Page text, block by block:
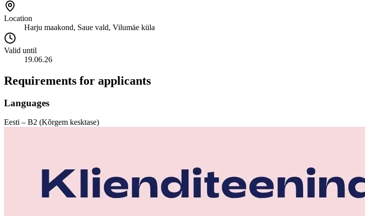
Location
Harju maakond, Saue vald, Vilumäe küla
Valid until
19.06.26
Requirements for applicants
Languages
Eesti – B2 (Kõrgem kesktase)